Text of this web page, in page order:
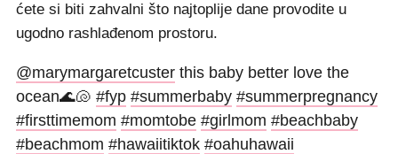
ćete si biti zahvalni što najtoplije dane provodite u
ugodno rashlađenom prostoru.
@marymargaretcuster this baby better love the
ocean🌊🐚 #fyp #summerbaby #summerpregnancy
#firsttimemom #momtobe #girlmom #beachbaby
#beachmom #hawaiitiktok #oahuhawaii